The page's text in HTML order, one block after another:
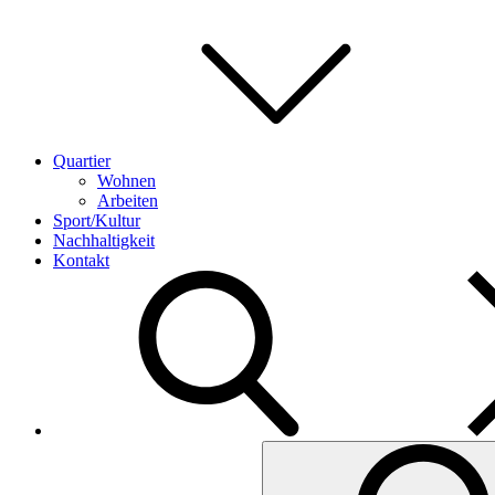
Quartier
Wohnen
Arbeiten
Sport/Kultur
Nachhaltigkeit
Kontakt